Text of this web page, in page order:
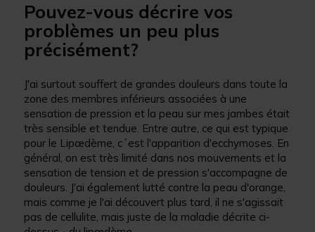
Pouvez-vous décrire vos
problèmes un peu plus
précisément?
J'ai surtout souffert de grandes douleurs dans toute la
zone des membres inférieurs associées à une
sensation de pression et la peau sur mes jambes était
très sensible et tendue. Entre autre, ce qui est typique
pour le Lipœdème, c´est l'apparition d'ecchymoses. En
général, on est très limité dans nos mouvements et la
sensation de tension et de pression s'accompagne de
douleurs. J'ai également lutté contre la peau d'orange,
mais comme je l'ai découvert plus tard, il ne s'agissait
pas de cellulite, mais juste de la maladie décrite ci-